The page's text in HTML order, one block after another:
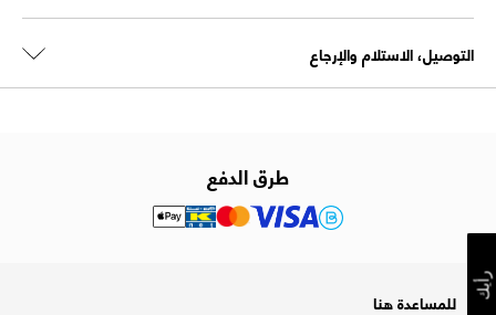
التوصيل، الاستلام والإرجاع
طرق الدفع
للمساعدة هنا
رأيك